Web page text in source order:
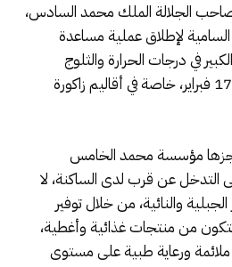
الجلالة الملك محمد السادس،
لإطلاق عملية مساعدة
في درجات الحرارة والثلوج
الكثيفة التي شهدتها ليلة الـ17 فبراير، خاصة في أقاليم زاكورة
مؤسسة محمد الخامس
التدخل عن قرب لدى الساكنة، لا
والنائية، من خلال توفير
من منتجات غذائية وأغطية،
ورعاية طبية على مستوى